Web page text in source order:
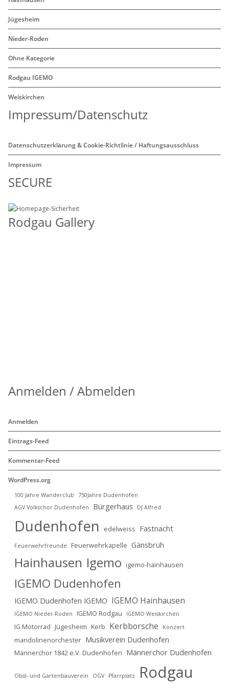
Jügesheim
Nieder-Roden
Ohne Kategorie
Rodgau IGEMO
Weiskirchen
Impressum/Datenschutz
Datenschutzerklärung & Cookie-Richtlinie / Haftungsausschluss
Impressum
SECURE
Rodgau Gallery
Anmelden / Abmelden
Anmelden
Eintrags-Feed
Kommentar-Feed
WordPress.org
100 Jahre Wanderclub
750Jahre Dudenhofen
AGV Volkschor Dudenhofen
Bürgerhaus DJ Alfred
Dudenhofen edelweiss Fastnacht
Feuerwehrfreunde Feuerwehrkapelle Gänsbrüh
Hainhausen Igemo igemo-hainhausen
IGEMO Dudenhofen
IGEMO Dudenhofen IGEMO IGEMO Hainhausen
IGEMO Nieder-Roden IGEMO Rodgau IGEMO Weiskirchen
IG Motorrad Jügesheim Kerb Kerbborsche Konzert
mandolinenorchester Musikverein Dudenhofen
Männerchor 1842 e.V. Dudenhofen Männerchor Dudenhofen
Obst- und Gartenbauverein OGV Pfarrplatz Rodgau